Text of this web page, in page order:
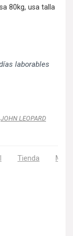
80kg, usa talla
laborables
JOHN LEOPARD
Tienda Más